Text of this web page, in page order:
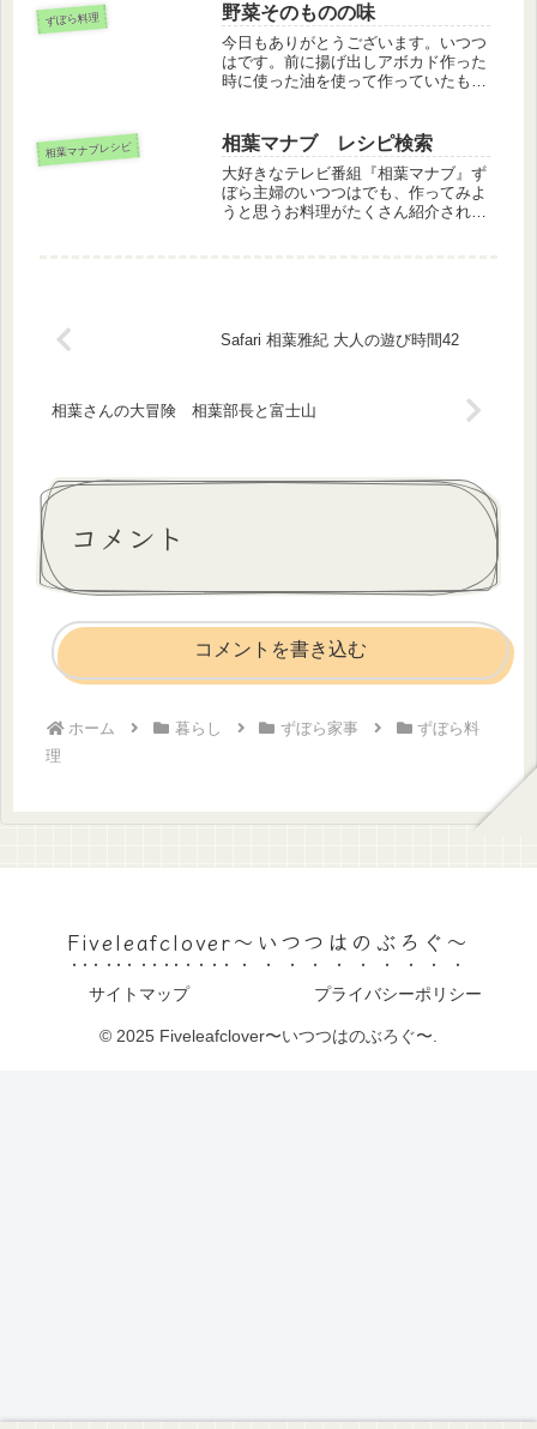
ずぼら料理 野菜そのものの味
今日もありがとうございます。いつつ
はです。前に揚げ出しアボカド作った
時に使った油を使って作っていたもの
家に届いていた葉ニンニクとジャガイ
モとにんじんこれを使って作ったもの
は...
相葉マナブレシピ 相葉マナブ レシピ検索
大好きなテレビ番組『相葉マナブ』ず
ぼら主婦のいつつはでも、作ってみよ
うと思うお料理がたくさん紹介されま
Safari 相葉雅紀 大人の遊び時間42
相葉さんの大冒険 相葉部長と富士山
コメント
コメントを書き込む
ホーム 暮らし ずぼら家事
ずぼら料
理
Fiveleafclover〜いつつはのぶろぐ〜
サイトマップ プライバシーポリシー
© 2025 Fiveleafclover〜いつつはのぶろぐ〜.